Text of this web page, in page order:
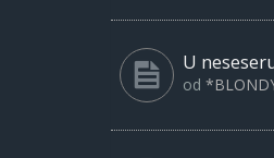
U
od